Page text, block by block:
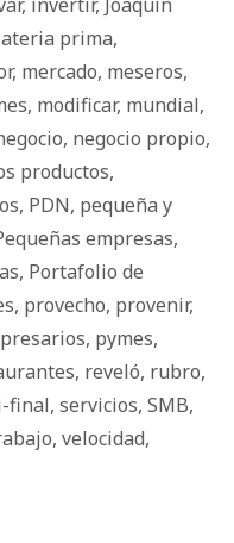
prima,
, mercado, meseros,
, modificar, mundial,
, negocio propio,
productos,
, PDN, pequeña y
empresas,
, Portafolio de
, provecho, provenir,
, pymes,
, reveló, rubro,
final, servicios, SMB,
, velocidad,